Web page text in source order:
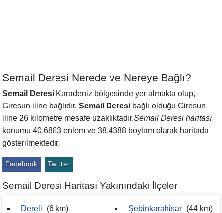
Semail Deresi Nerede ve Nereye Bağlı?
Semail Deresi Karadeniz bölgesinde yer almakta olup,
Giresun iline bağlıdır. Semail Deresi bağlı olduğu Giresun
iline 26 kilometre mesafe uzaklıktadır.Semail Deresi haritası
konumu 40.6883 enlem ve 38.4388 boylam olarak haritada
gösterilmektedir.
Facebook Twitter
Semail Deresi Haritası Yakınındaki İlçeler
Dereli (6 km) Şebinkarahisar (44 km)